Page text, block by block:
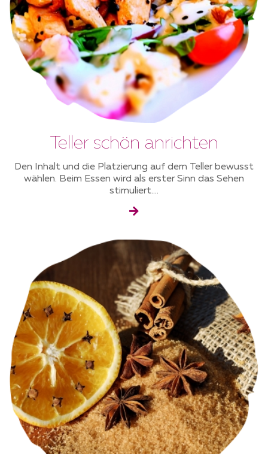
Teller schön anrichten
Den Inhalt und die Platzierung auf dem Teller bewusst
wählen. Beim Essen wird als erster Sinn das Sehen
stimuliert....